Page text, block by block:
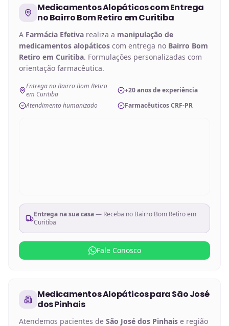
Medicamentos Alopáticoscom Entrega
noBairro Bom Retiro em Curitiba
A Farmácia Efetiva realiza a manipulação de
medicamentos alopáticos com entrega no Bairro Bom
Retiro em Curitiba. Formulações personalizadas com
orientação farmacêutica.
Entrega no Bairro Bom Retiro
em Curitiba
+20 anos de experiência
Atendimento humanizado
Farmacêuticos CRF-PR
Entrega na sua casa— Receba no Bairro Bom Retiro em
Curitiba
Fale Conosco
Medicamentos AlopáticosparaSão José
dos Pinhais
Atendemos pacientes de São José dos Pinhais e região